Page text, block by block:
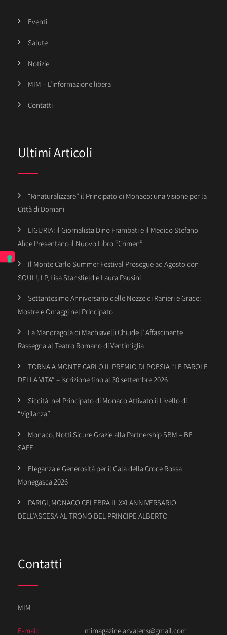
Eventi
Salute
Notizie
MIM – L’informazione libera
Contatti
Ultimi Articoli
“Rinaturalizzare” il Principato di Monaco: una Visione per la
Città di Domani
LIGURIA: il Giornalista Dino Frambati e il Medico Stefano
Alice Presentano il Nuovo Libro “Crimen”
Il Monte Carlo Summer Festival Prosegue ad Agosto con
SOUL!, LP, Lisa Stansfield e Laura Pausini
Settantesimo Anniversario delle Nozze di Ranieri e Grace:
Mostre e Omaggi nel Principato
La Mandragola di Machiavelli Chiude l’ Affascinante
Rassegna al Teatro Romano di Ventimiglia
TORNA A MONTE CARLO IL PREMIO DI POESIA “LE PAROLE
DELLA VITA” – iscrizione fino al 30 settembre 2026
Siccità: nel Principato di Monaco Attivato il Livello di
“Vigilanza”
Monaco, Notti Sicure Grazie alla Partnership SBM – BE
SAFE
Eleganza e Generosità per il Gala della Croce Rossa
Monegasca 2026
PARIGI, MONACO CELEBRA IL XXI ANNIVERSARIO
DELL’ASCESA AL TRONO DEL PRINCIPE ALBERTO
Contatti
MIM
E-mail: mimagazine.arvalens@gmail.com